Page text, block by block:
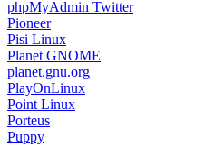
phpMyAdmin Twitter
Pioneer
Pisi Linux
Planet GNOME
planet.gnu.org
PlayOnLinux
Point Linux
Porteus
Puppy